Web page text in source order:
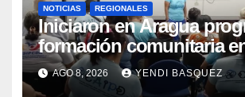
NOTICIAS REGIONALES
Iniciaron en Aragua
formación comunitaria
atención a personas con
discapacidad
AGO 8, 2026 YENDI BASQUEZ